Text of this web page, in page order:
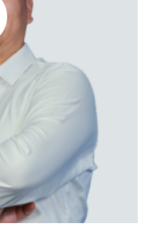
通过构建AI双引擎，精准
找到适合自身的发展路